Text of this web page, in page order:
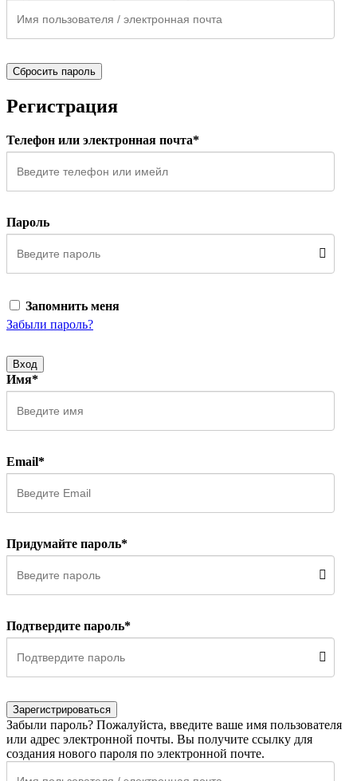
Сбросить пароль
Регистрация
Телефон или электронная почта*
Пароль
Запомнить меня
Забыли пароль?
Вход
Имя*
Email*
Придумайте пароль*
Подтвердите пароль*
Зарегистрироваться
Забыли пароль? Пожалуйста, введите ваше имя пользователя
или адрес электронной почты. Вы получите ссылку для
создания нового пароля по электронной почте.